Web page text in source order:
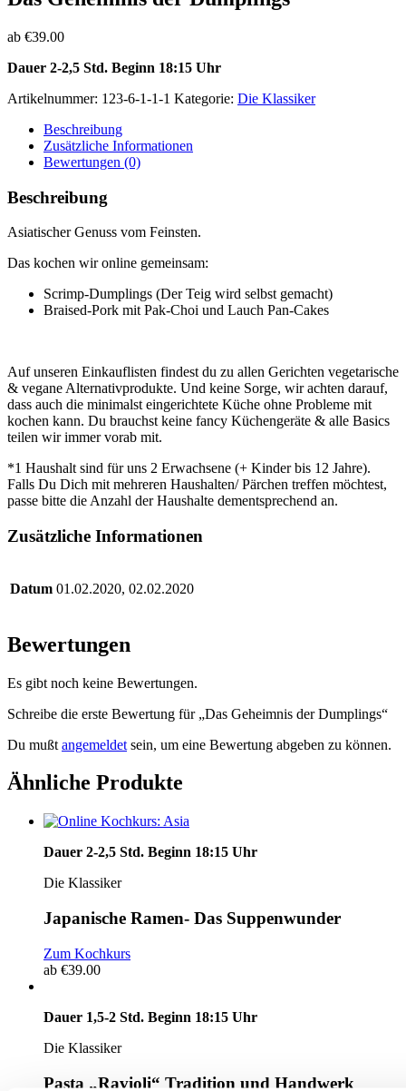
ab €39.00
Dauer 2-2,5 Std. Beginn 18:15 Uhr
Artikelnummer: 123-6-1-1-1 Kategorie: Die Klassiker
Beschreibung
Zusätzliche Informationen
Bewertungen (0)
Beschreibung
Asiatischer Genuss vom Feinsten.
Das kochen wir online gemeinsam:
Scrimp-Dumplings (Der Teig wird selbst gemacht)
Braised-Pork mit Pak-Choi und Lauch Pan-Cakes
Auf unseren Einkauflisten findest du zu allen Gerichten vegetarische
& vegane Alternativprodukte. Und keine Sorge, wir achten darauf,
dass auch die minimalst eingerichtete Küche ohne Probleme mit
kochen kann. Du brauchst keine fancy Küchengeräte & alle Basics
teilen wir immer vorab mit.
*1 Haushalt sind für uns 2 Erwachsene (+ Kinder bis 12 Jahre).
Falls Du Dich mit mehreren Haushalten/ Pärchen treffen möchtest,
passe bitte die Anzahl der Haushalte dementsprechend an.
Zusätzliche Informationen
Datum 01.02.2020, 02.02.2020
Bewertungen
Es gibt noch keine Bewertungen.
Schreibe die erste Bewertung für „Das Geheimnis der Dumplings“
Du mußt angemeldet sein, um eine Bewertung abgeben zu können.
Ähnliche Produkte
Dauer 2-2,5 Std. Beginn 18:15 Uhr
Die Klassiker
Japanische Ramen- Das Suppenwunder
Zum Kochkurs
ab €39.00
Dauer 1,5-2 Std. Beginn 18:15 Uhr
Die Klassiker
Pasta „Ravioli“ Tradition und Handwerk